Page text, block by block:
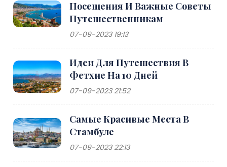
Посещения И Важные Советы
Путешественникам
07-09-2023 19:13
Идеи Для Путешествия В
Фетхие На 10 Дней
07-09-2023 21:52
Самые Красивые Места В
Стамбуле
07-09-2023 22:13